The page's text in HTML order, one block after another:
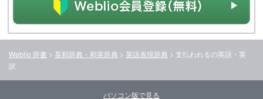
Weblio 辞書 > 英和辞典・和英辞典 > 英語表現辞典 > 支払われるの英語・英
訳
パソコン版で見る